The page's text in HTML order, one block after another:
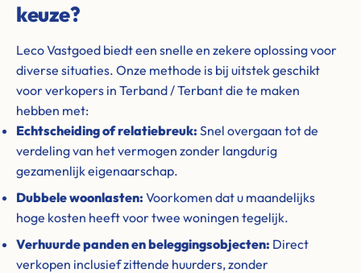
keuze?
Leco Vastgoed biedt een snelle en zekere oplossing voor
diverse situaties. Onze methode is bij uitstek geschikt
voor verkopers in Terband / Terbant die te maken
hebben met:
Echtscheiding of relatiebreuk: Snel overgaan tot de
verdeling van het vermogen zonder langdurig
gezamenlijk eigenaarschap.
Dubbele woonlasten: Voorkomen dat u maandelijks
hoge kosten heeft voor twee woningen tegelijk.
Verhuurde panden en beleggingsobjecten: Direct
verkopen inclusief zittende huurders, zonder